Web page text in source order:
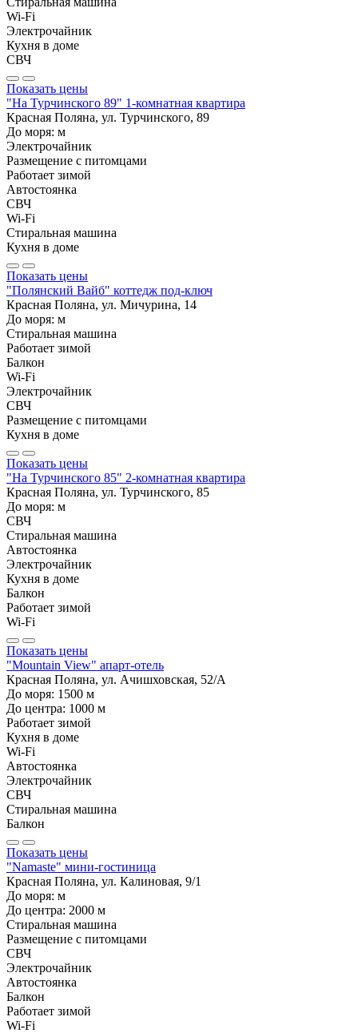
Wi-Fi
Электрочайник
Кухня в доме
СВЧ
Показать цены
"На Турчинского 89" 1-комнатная квартира
Красная Поляна, ул. Турчинского, 89
До моря: м
Электрочайник
Размещение с питомцами
Работает зимой
Автостоянка
СВЧ
Wi-Fi
Стиральная машина
Кухня в доме
Показать цены
"Полянский Вайб" коттедж под-ключ
Красная Поляна, ул. Мичурина, 14
До моря: м
Стиральная машина
Работает зимой
Балкон
Wi-Fi
Электрочайник
СВЧ
Размещение с питомцами
Кухня в доме
Показать цены
"На Турчинского 85" 2-комнатная квартира
Красная Поляна, ул. Турчинского, 85
До моря: м
СВЧ
Стиральная машина
Автостоянка
Электрочайник
Кухня в доме
Балкон
Работает зимой
Wi-Fi
Показать цены
"Mountain View" апарт-отель
Красная Поляна, ул. Ачишховская, 52/А
До моря: 1500 м
До центра: 1000 м
Работает зимой
Кухня в доме
Wi-Fi
Автостоянка
Электрочайник
СВЧ
Стиральная машина
Балкон
Показать цены
"Namaste" мини-гостиница
Красная Поляна, ул. Калиновая, 9/1
До моря: м
До центра: 2000 м
Стиральная машина
Размещение с питомцами
СВЧ
Электрочайник
Автостоянка
Балкон
Работает зимой
Wi-Fi